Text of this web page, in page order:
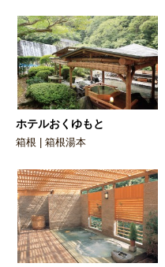
ホテルおくゆもと
箱根 | 箱根湯本